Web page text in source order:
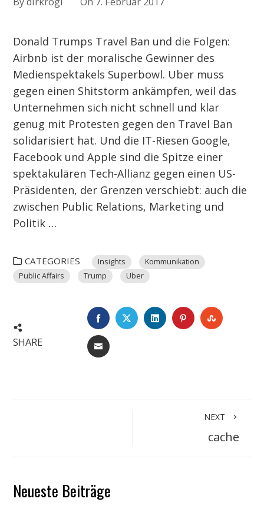
Donald Trumps Travel Ban und die Folgen:
Airbnb ist der moralische Gewinner des
Medienspektakels Superbowl. Uber muss
gegen einen Shitstorm ankämpfen, weil das
Unternehmen sich nicht schnell und klar
genug mit Protesten gegen den Travel Ban
solidarisiert hat. Und die IT-Riesen Google,
Facebook und Apple sind die Spitze einer
spektakulären Tech-Allianz gegen einen US-
Präsidenten, der Grenzen verschiebt: auch die
zwischen Public Relations, Marketing und
Politik …
CATEGORIES Insights
Kommunikation
Public Affairs
Trump Uber
SHARE
FACEBOOKTWITTERLINKEDINPINTEREST
EMAIL
NEXT
cache
Neueste Beiträge